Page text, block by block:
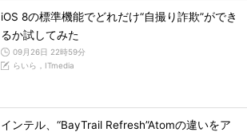
iOS 8の標準機能でどれだけ“自撮り詐欺”ができ
るか試してみた
09月26日 22時59分
らいら，ITmedia
インテル、“BayTrail Refresh”Atomの違いをア